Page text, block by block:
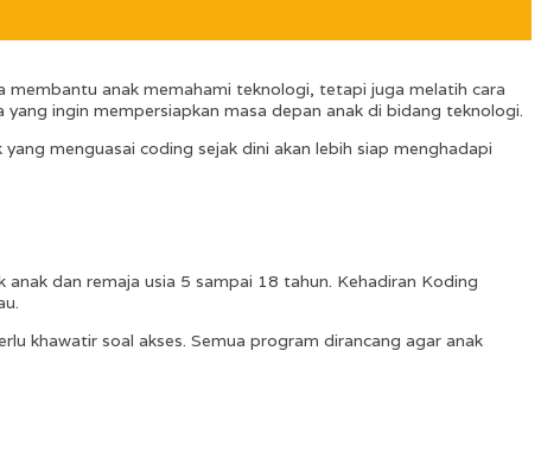
membantu anak memahami teknologi, tetapi juga melatih cara
ingin mempersiapkan masa depan anak di bidang teknologi.
menguasai coding sejak dini akan lebih siap menghadapi
anak dan remaja usia 5 sampai 18 tahun. Kehadiran Koding
khawatir soal akses. Semua program dirancang agar anak